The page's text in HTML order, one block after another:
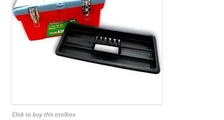
Click to buy this toolbox